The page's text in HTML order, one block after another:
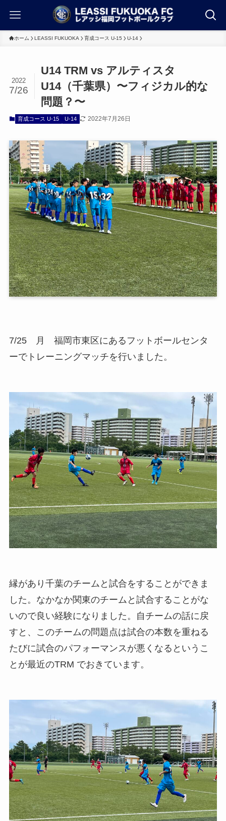
ホーム LEASSI FUKUOKA 育成コース U-15 U-14
U14 TRM vs アルティスタ
U14（千葉県）〜フィジカル的な
問題？〜
2022
7/26
育成コース U-15 U-14 2022年7月26日
7/25 月 福岡市東区にあるフットボールセンタ
ーでトレーニングマッチを行いました。
縁があり千葉のチームと試合をすることができま
した。なかなか関東のチームと試合することがな
いので良い経験になりました。自チームの話に戻
すと、このチームの問題点は試合の本数を重ねる
たびに試合のパフォーマンスが悪くなるというこ
とが最近のTRM でおきています。